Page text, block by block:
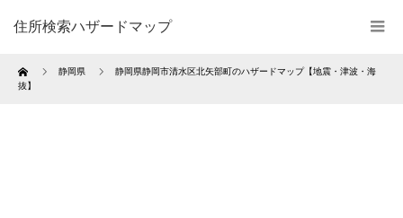
住所検索ハザードマップ
Home 静岡県
静岡県静岡市清水区北矢部町のハザードマップ【地震・津波・海
抜】